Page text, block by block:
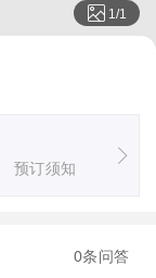
1/1
景点介绍、 预订须知
0条问答